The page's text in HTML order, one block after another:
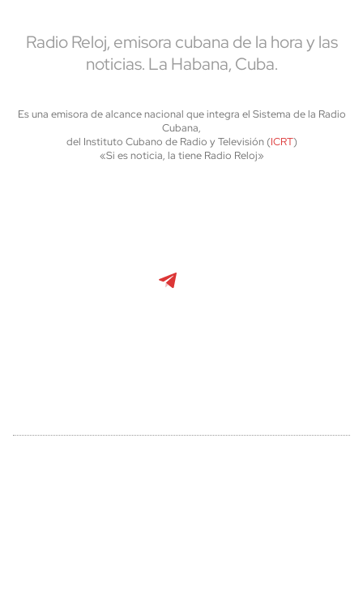
Radio Reloj, emisora cubana de la hora y las
noticias. La Habana, Cuba.
Es una emisora de alcance nacional que integra el Sistema de la Radio
Cubana,
del Instituto Cubano de Radio y Televisión (ICRT)
«Si es noticia, la tiene Radio Reloj»